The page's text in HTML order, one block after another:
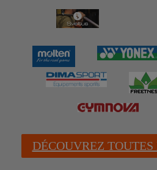
DÉCOUVREZ